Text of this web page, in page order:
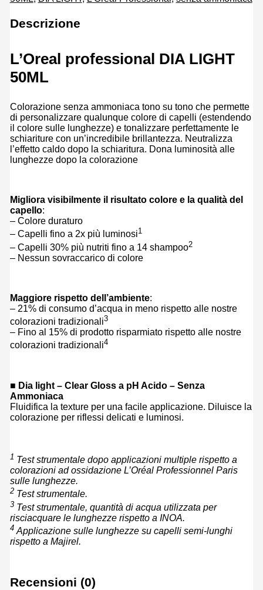
Descrizione
L’Oreal professional DIA LIGHT
50ML
Colorazione senza ammoniaca tono su tono che permette
di personalizzare qualunque colore di capelli (estendendo
il colore sulle lunghezze) e tonalizzare perfettamente le
schiariture con un’incredibile brillantezza. Neutralizza
l’effetto caldo dopo la schiaritura. Dona luminosità alle
lunghezze dopo la colorazione
Migliora visibilmente il risultato colore e la qualità del
capello:
– Colore duraturo
– Capelli fino a 2x più luminosi1
– Capelli 30% più nutriti fino a 14 shampoo2
– Nessun sovraccarico di colore
Maggiore rispetto dell’ambiente:
– 21% di consumo d’acqua in meno rispetto alle nostre
colorazioni tradizionali3
– Fino al 15% di prodotto risparmiato rispetto alle nostre
colorazioni tradizionali4
■ Dia light – Clear Gloss a pH Acido – Senza
Ammoniaca
Fluidifica la texture per una facile applicazione. Diluisce la
colorazione per riflessi delicati e luminosi.
1 Test strumentale dopo applicazioni multiple rispetto a
colorazioni ad ossidazione L’Oréal Professionnel Paris
sulle lunghezze.
2Test strumentale.
3Test strumentale, quantità di acqua utilizzata per
risciacquare le lunghezze rispetto a INOA.
4Applicazione sulle lunghezze su capelli semi-lunghi
rispetto a Majirel.
Recensioni (0)